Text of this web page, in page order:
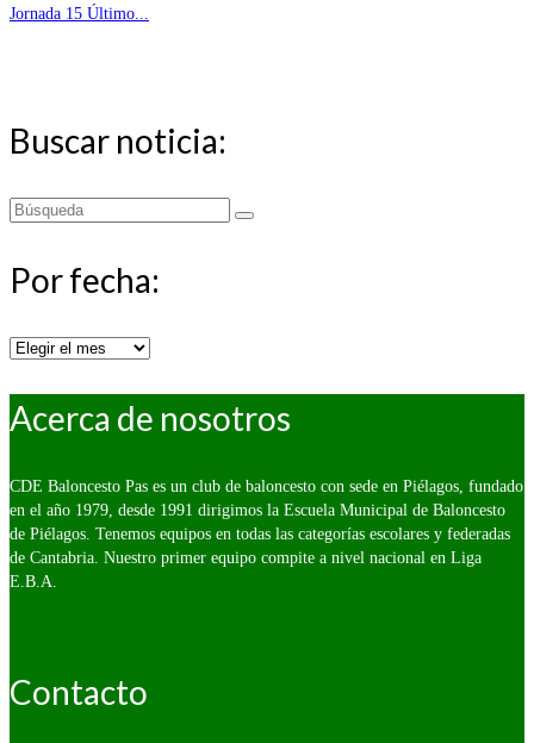
Jornada 15 Último...
Buscar noticia:
Buscar
Por fecha:
Por
Acerca de nosotros
CDE Baloncesto Pas es un club de baloncesto con sede en Piélagos, fundado
en el año 1979, desde 1991 dirigimos la Escuela Municipal de Baloncesto
de Piélagos. Tenemos equipos en todas las categorías escolares y federadas
de Cantabria. Nuestro primer equipo compite a nivel nacional en Liga
E.B.A.
Contacto